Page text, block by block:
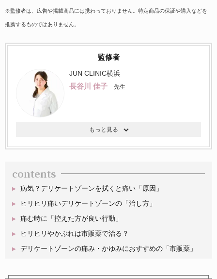
※監修者は、広告や掲載商品には携わっておりません。特定商品の保証や購入などを
推薦するものではありません。
監修者
JUN CLINIC横浜
長谷川 佳子 先生
contents
病気？デリケートゾーンを拭くと痛い「原因」
ヒリヒリ痛いデリケートゾーンの「治し方」
痛む時に「控えた方が良い行動」
ヒリヒリやかぶれは市販薬で治る？
デリケートゾーンの痛み・かゆみにおすすめの「市販薬」